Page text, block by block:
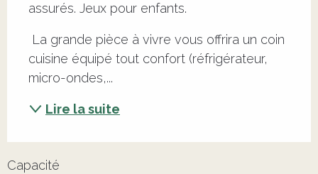
assurés. Jeux pour enfants.
cuisine équipé tout confort (réfrigérateur,
micro-ondes,...
Lire la suite
Capacité